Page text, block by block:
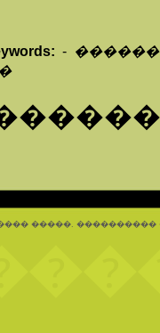
-
�����.